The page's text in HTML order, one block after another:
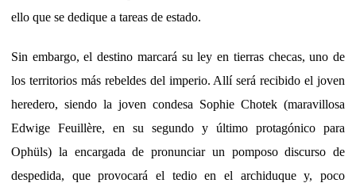
ello que se dedique a tareas de estado.
Sin embargo, el destino marcará su ley en tierras checas, uno de
los territorios más rebeldes del imperio. Allí será recibido el joven
heredero, siendo la joven condesa Sophie Chotek (maravillosa
Edwige Feuillère, en su segundo y último protagónico para
Ophüls) la encargada de pronunciar un pomposo discurso de
despedida, que provocará el tedio en el archiduque y, poco